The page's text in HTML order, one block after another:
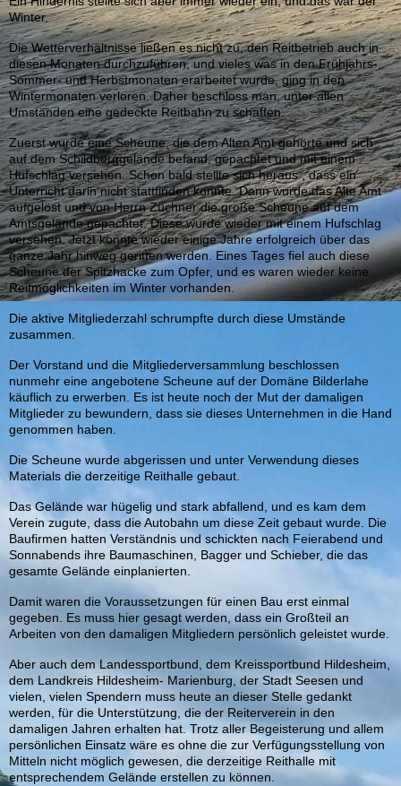
Winter.
Die Wetterverhältnisse ließen es nicht zu, den Reitbetrieb auch in
diesen Monaten durchzuführen, und vieles was in den Frühjahrs-,
Sommer- und Herbstmonaten erarbeitet wurde, ging in den
Wintermonaten verloren. Daher beschloss man, unter allen
Umständen eine gedeckte Reitbahn zu schaffen.
Zuerst wurde eine Scheune, die dem Alten Amt gehörte und sich
auf dem Schildberggelände befand, gepachtet und mit einem
Hufschlag versehen. Schon bald stellte sich heraus , dass ein
Unterricht darin nicht stattfinden konnte. Dann wurde das Alte Amt
aufgelöst und von Herrn Züchner die große Scheune auf dem
Amtsgelände gepachtet. Diese wurde wieder mit einem Hufschlag
versehen. Jetzt konnte wieder einige Jahre erfolgreich über das
ganze Jahr hinweg geritten werden. Eines Tages fiel auch diese
Scheune der Spitzhacke zum Opfer, und es waren wieder keine
Reitmöglichkeiten im Winter vorhanden.
Die aktive Mitgliederzahl schrumpfte durch diese Umstände
zusammen.
Der Vorstand und die Mitgliederversammlung beschlossen
nunmehr eine angebotene Scheune auf der Domäne Bilderlahe
käuflich zu erwerben. Es ist heute noch der Mut der damaligen
Mitglieder zu bewundern, dass sie dieses Unternehmen in die Hand
genommen haben.
Die Scheune wurde abgerissen und unter Verwendung dieses
Materials die derzeitige Reithalle gebaut.
Das Gelände war hügelig und stark abfallend, und es kam dem
Verein zugute, dass die Autobahn um diese Zeit gebaut wurde. Die
Baufirmen hatten Verständnis und schickten nach Feierabend und
Sonnabends ihre Baumaschinen, Bagger und Schieber, die das
gesamte Gelände einplanierten.
Damit waren die Voraussetzungen für einen Bau erst einmal
gegeben. Es muss hier gesagt werden, dass ein Großteil an
Arbeiten von den damaligen Mitgliedern persönlich geleistet wurde.
Aber auch dem Landessportbund, dem Kreissportbund Hildesheim,
dem Landkreis Hildesheim- Marienburg, der Stadt Seesen und
vielen, vielen Spendern muss heute an dieser Stelle gedankt
werden, für die Unterstützung, die der Reiterverein in den
damaligen Jahren erhalten hat. Trotz aller Begeisterung und allem
persönlichen Einsatz wäre es ohne die zur Verfügungsstellung von
Mitteln nicht möglich gewesen, die derzeitige Reithalle mit
entsprechendem Gelände erstellen zu können.